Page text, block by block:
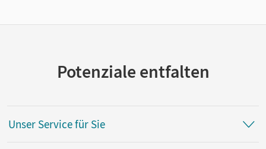
Potenziale entfalten
Unser Service für Sie